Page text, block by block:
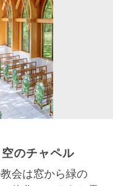
のチャペル
会は窓から緑の